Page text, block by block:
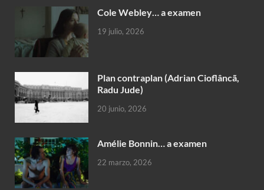
Cole Webley… a examen
19 julio, 2026
Plan contraplan (Adrian Cioflâncã,
Radu Jude)
20 junio, 2026
Amélie Bonnin… a examen
22 marzo, 2026